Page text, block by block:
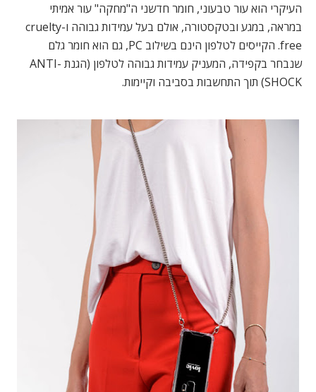
העיקרי הוא עור טבעוני, חומר חדשני ה"מחקה" עור אמיתי
במראה, במגע ובטקסטורה, אולם בעל עמידות גבוהה ו-cruelty
free. הקייסים לטלפון הינם בשילוב PC, גם הוא חומר גלם
שנבחר בקפידה, המעניק עמידות גבוהה לטלפון (הגנת ANTI-
SHOCK) תוך התחשבות בסביבה וקיימות.